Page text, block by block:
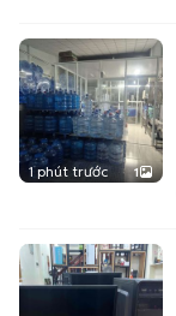
1 phút trước 1